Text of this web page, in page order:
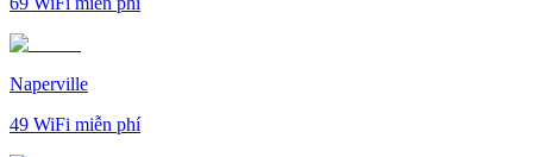
Naperville
49 WiFi miễn phí